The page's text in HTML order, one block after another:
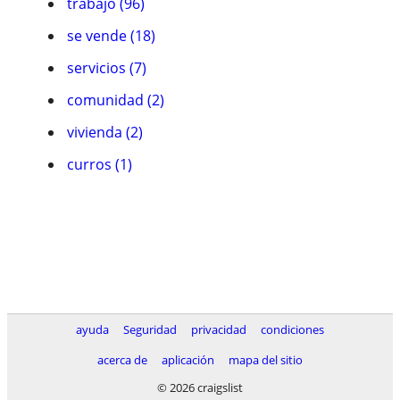
se vende (18)
servicios (7)
comunidad (2)
vivienda (2)
curros (1)
ayuda Seguridad privacidad
condiciones
acerca de
aplicación
mapa del sitio
© 2026 craigslist